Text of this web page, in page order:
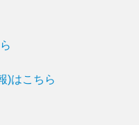
)はこちら